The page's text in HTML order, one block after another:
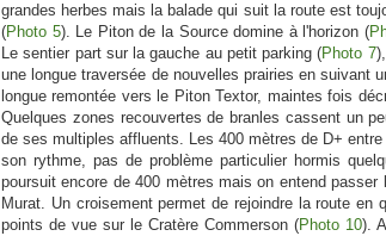
grandes herbes mais la balade qui suit la route est
(Photo 5). Le Piton de la Source domine à l'horizon (
Le sentier part sur la gauche au petit parking (Photo 7
une longue traversée de nouvelles prairies en suivant
longue remontée vers le Piton Textor, maintes fois
Quelques zones recouvertes de branles cassent un
de ses multiples affluents. Les 400 mètres de D+
son rythme, pas de problème particulier hormis
poursuit encore de 400 mètres mais on entend
Murat. Un croisement permet de rejoindre la route en
points de vue sur le Cratère Commerson (Photo 10).